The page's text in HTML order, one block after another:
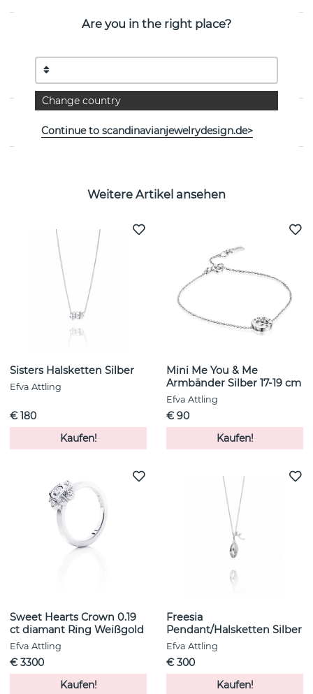
PRODUKTBESCHREIBUNG
Take No Shit ist eine sterlingsilberne
Hängeschmuck/Halskette von der schwedischen Marke
Efva Attling 18,5 mm
Weitere Artikel ansehen
Sisters Halsketten Silber
Efva Attling
€ 180
Kaufen!
Mini Me You & Me
Armbänder Silber 17-19 cm
Efva Attling
€ 90
Kaufen!
Sweet Hearts Crown 0.19
ct diamant Ring Weißgold
Efva Attling
€ 3300
Kaufen!
Freesia
Pendant/Halsketten Silber
Efva Attling
€ 300
Kaufen!
Are you in the right place?
Change country
Continue to scandinavianjewelrydesign.de>